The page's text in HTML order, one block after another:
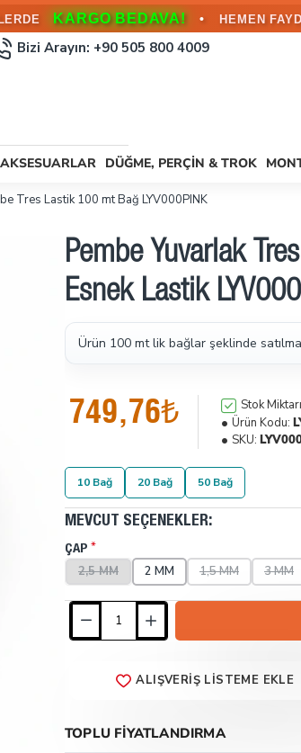
KARGO BEDAVA! • HEMEN
Bizi Arayın: +90 505 800 4009
DÜĞME, PERÇIN & TROK
Tres Lastik 100 mt Bağ LYV000PINK
Pembe Yuvarlak
Esnek Lastik
Ürün 100 mt lik bağlar şeklinde
749,76₺ Stok
Ürün Kodu:
SKU:
10 Bağ 20 Bağ 50 Bağ
MEVCUT SEÇENEKLER:
ÇAP
2,5 MM 2 MM 1,5 MM 3 MM
ALIŞVERIŞ LISTEME EKLE
TOPLU FIYATLANDIRMA